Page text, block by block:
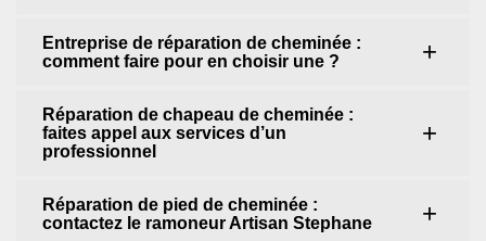
Entreprise de réparation de cheminée :
comment faire pour en choisir une ?
Réparation de chapeau de cheminée :
faites appel aux services d’un
professionnel
Réparation de pied de cheminée :
contactez le ramoneur Artisan Stephane